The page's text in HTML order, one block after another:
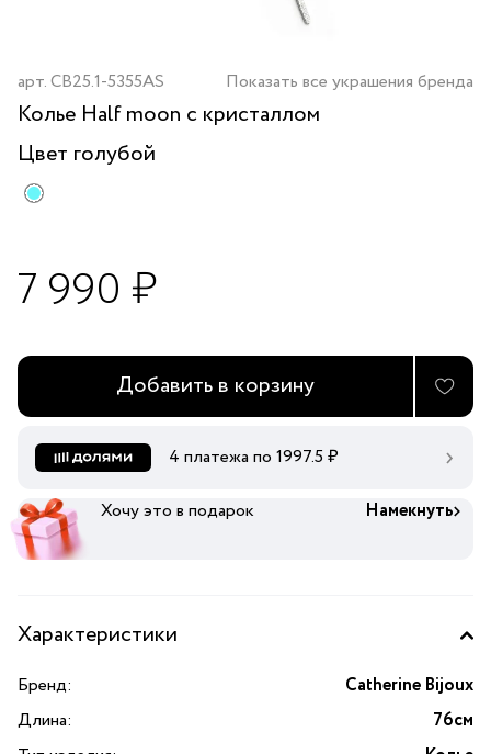
арт.CB25.1-5355AS Показать все украшения бренда
Колье Half moon с кристаллом
Цвет голубой
7 990 ₽
Добавить в корзину
4 платежа по 1997.5 ₽
Хочу это в подарок Намекнуть
Характеристики
Бренд:
Catherine Bijoux
Длина:
76см